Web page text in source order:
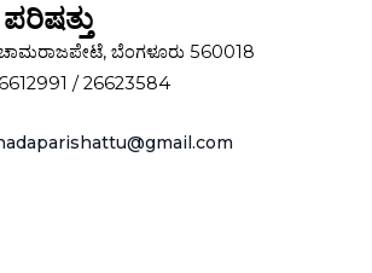
ಬೆಂಗಳೂರು 560018
/ 26623584